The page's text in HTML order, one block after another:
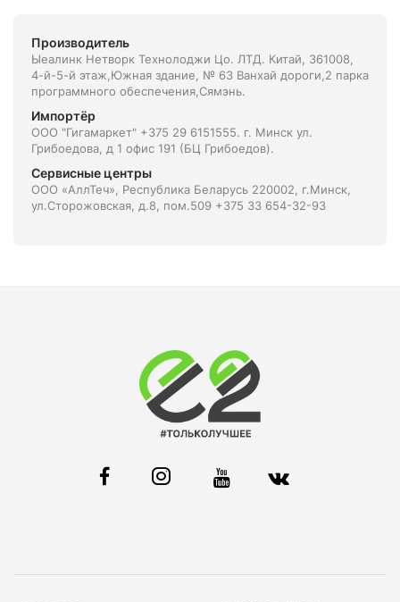
Производитель
Ыеалинк Нетворк Технолоджи Цо. ЛТД. Китай, 361008,
4-й-5-й этаж,Южная здание, № 63 Ванхай дороги,2 парка
программного обеспечения,Сямэнь.
Импортёр
ООО "Гигамаркет" +375 29 6151555. г. Минск ул.
Грибоедова, д 1 офис 191 (БЦ Грибоедов).
Сервисные центры
ООО «АллТеч», Республика Беларусь 220002, г.Минск,
ул.Сторожовская, д.8, пом.509 +375 33 654-32-93